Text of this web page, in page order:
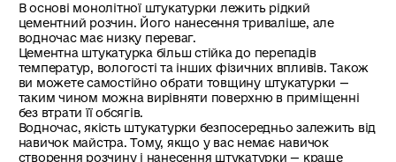
В основі монолітної штукатурки лежить рідкий
цементний розчин. Його нанесення триваліше, але
водночас має низку переваг.
Цементна штукатурка більш стійка до перепадів
температур, вологості та інших фізичних впливів. Також
ви можете самостійно обрати товщину штукатурки —
таким чином можна вирівняти поверхню в приміщенні
без втрати її обсягів.
Водночас, якість штукатурки безпосередньо залежить від
навичок майстра. Тому, якщо у вас немає навичок
створення розчину і нанесення штукатурки — краще